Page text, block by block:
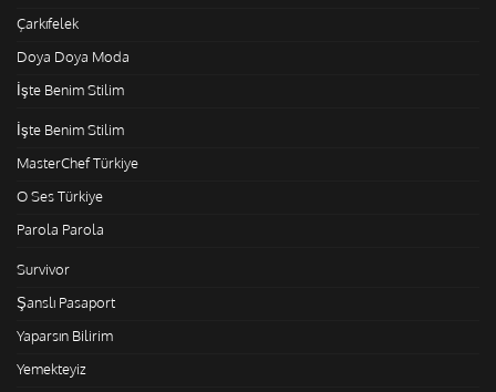
Çarkıfelek
Doya Doya Moda
İşte Benim Stilim
İşte Benim Stilim
MasterChef Türkiye
O Ses Türkiye
Parola Parola
Survivor
Şanslı Pasaport
Yaparsın Bilirim
Yemekteyiz